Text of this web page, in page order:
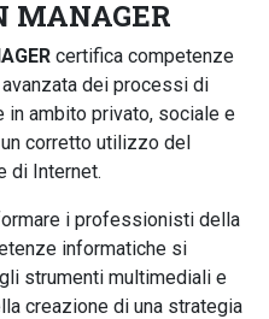
MANAGER
certifica competenze
dei processi di
in ambito privato, sociale e
corretto utilizzo del
di Internet.
i professionisti della
informatiche si
strumenti multimediali e
creazione di una strategia